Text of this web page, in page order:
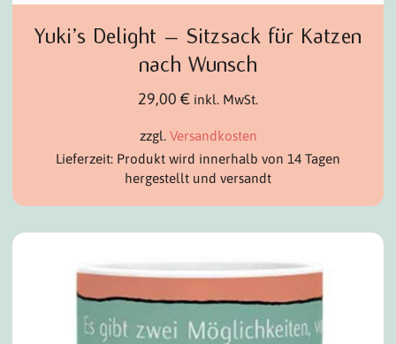
Yuki’s Delight – Sitzsack für Katzen
nach Wunsch
29,00 € inkl. MwSt.
zzgl. Versandkosten
Lieferzeit: Produkt wird innerhalb von 14 Tagen
hergestellt und versandt